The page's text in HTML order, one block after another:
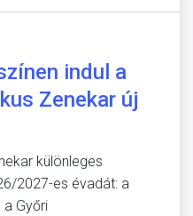
indul a
Zenekar új
különleges
2027-es évadát: a
Győri